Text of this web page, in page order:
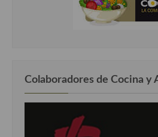
Colaboradores de Cocina y